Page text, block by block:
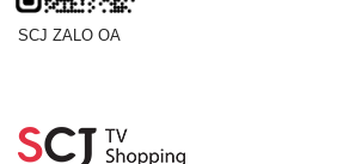
SCJ ZALO OA